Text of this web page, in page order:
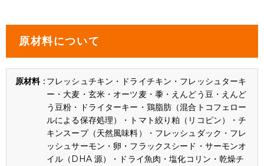
原材料について
フレッシュチキン・ドライチキン・フレッシュターキ
ー・大麦・玄米・オーツ麦・黍・えんどう豆・えんど
う豆粉・ドライターキー・鶏脂肪（混合トコフェロー
ルによる保存処理）・トマト絞り粕（リコピン）・チ
キンスープ（天然風味料）・フレッシュダック・フレ
ッシュサーモン・卵・フラックスシード・サーモンオ
イル（DHA 源）・ドライ魚肉・塩化コリン・乾燥チ